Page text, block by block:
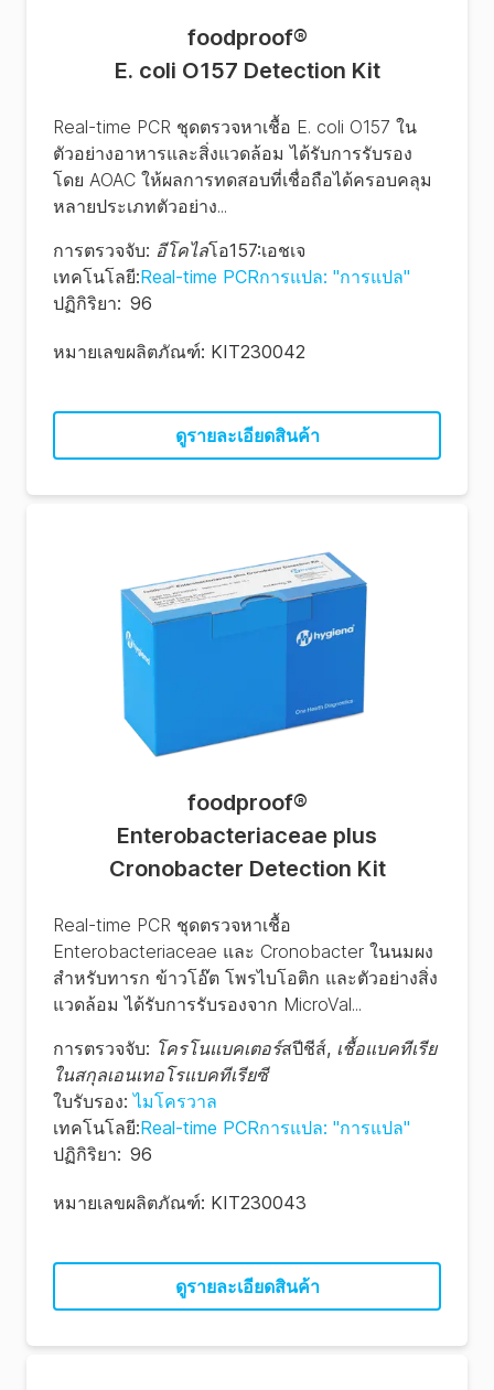
foodproof®
E. coli O157 Detection Kit
Real-time PCR ชุดตรวจหาเชื้อ E. coli O157 ใน
ตัวอย่างอาหารและสิ่งแวดล้อม ได้รับการรับรอง
โดย AOAC ให้ผลการทดสอบที่เชื่อถือได้ครอบคลุม
หลายประเภทตัวอย่าง...
การตรวจจับ: อีโคไลโอ157:เอชเจ
เทคโนโลยี:Real-time PCRการแปล: "การแปล"
ปฏิกิริยา: 96
หมายเลขผลิตภัณฑ์: KIT230042
ดูรายละเอียดสินค้า
foodproof®
Enterobacteriaceae plus
Cronobacter Detection Kit
Real-time PCR ชุดตรวจหาเชื้อ
Enterobacteriaceae และ Cronobacter ในนมผง
สำหรับทารก ข้าวโอ๊ต โพรไบโอติก และตัวอย่างสิ่ง
แวดล้อม ได้รับการรับรองจาก MicroVal...
การตรวจจับ: โครโนแบคเตอร์สปีชีส์, เชื้อแบคทีเรีย
ในสกุลเอนเทอโรแบคทีเรียซี
ใบรับรอง:ไมโครวาล
เทคโนโลยี:Real-time PCRการแปล: "การแปล"
ปฏิกิริยา: 96
หมายเลขผลิตภัณฑ์: KIT230043
ดูรายละเอียดสินค้า